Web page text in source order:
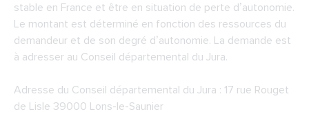
stable en France et être en situation de perte d’autonomie.
Le montant est déterminé en fonction des ressources du
demandeur et de son degré d’autonomie. La demande est
à adresser au Conseil départemental du Jura.
Adresse du Conseil départemental du Jura : 17 rue Rouget
de Lisle 39000 Lons-le-Saunier